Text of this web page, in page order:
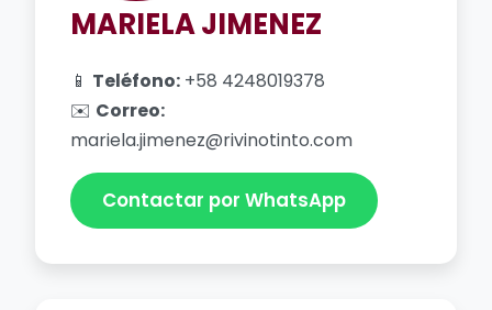
MARIELA JIMENEZ
📱 Teléfono: +58 4248019378
✉️ Correo:
mariela.jimenez@rivinotinto.com
Contactar por WhatsApp